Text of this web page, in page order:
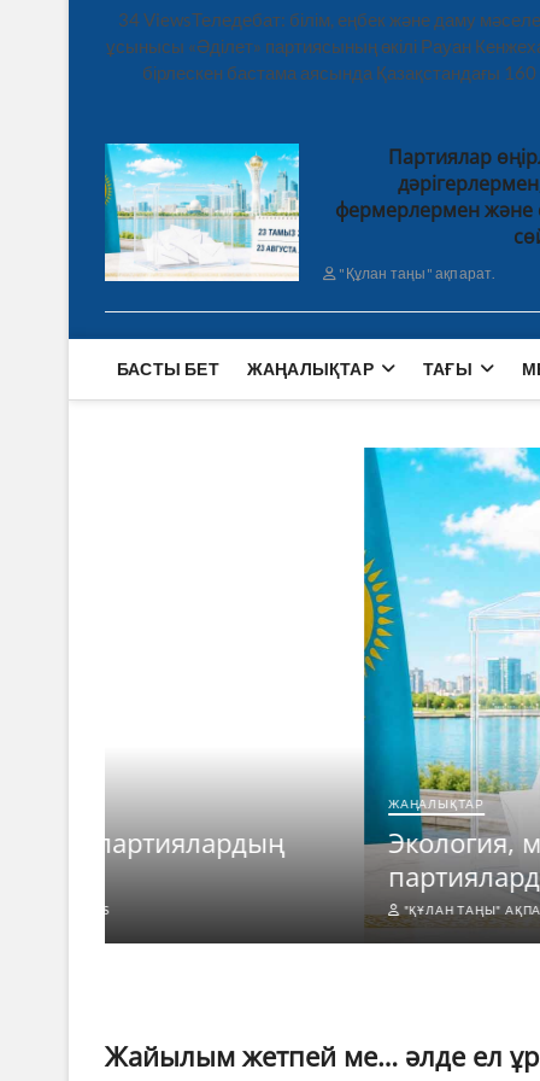
34 ViewsТеледебат: білім, еңбек және даму
ұсынысы «Әділет» партиясының өкілі Рауан
бірлескен бастама аясында Қазақстандағы
Партиялар
фермерлермен және
"Құлан таңы" ақпарат.
БАСТЫ БЕТ ЖАҢАЛЫҚТАР ТАҒЫ
Экология, медицина және
партияларды қандай
05.08.2026 NO
Жайылым жетпей ме… әлде ел